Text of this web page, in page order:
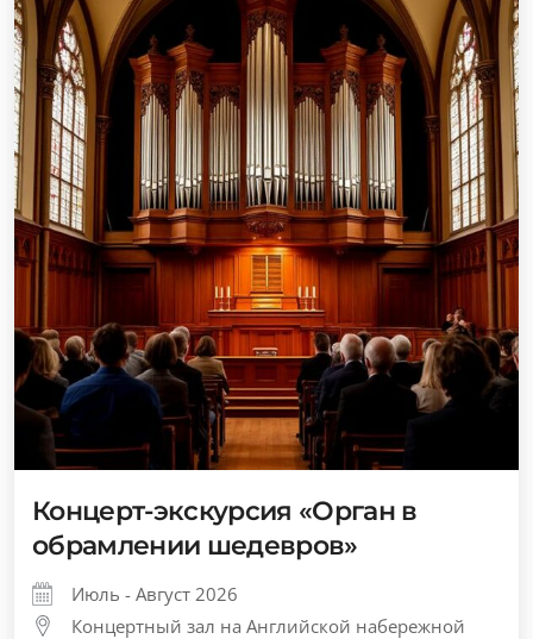
Концерт-экскурсия «Орган в
обрамлении шедевров»
Июль - Август 2026
Концертный зал на Английской набережной